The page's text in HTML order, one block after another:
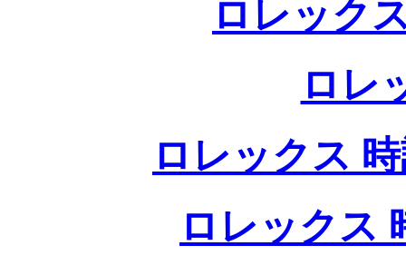
ロレック
ロレ
ロレックス
ロレックス